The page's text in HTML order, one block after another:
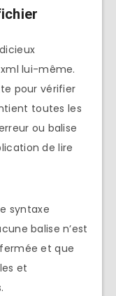
lui-même.
pour vérifier
toutes les
ou balise
de lire
syntaxe
balise n’est
et que
et